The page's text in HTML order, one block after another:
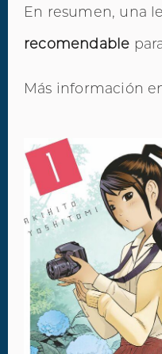
En resumen, una
recomendable
Más información